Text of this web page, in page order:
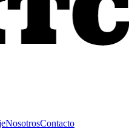
NosotrosContacto